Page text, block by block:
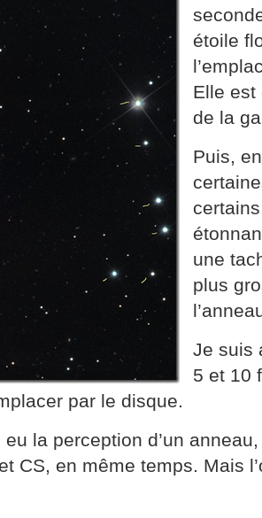
étoile
Elle est
de la
Puis,
une
plus
Je suis
5 et 10
par le disque.
eu la perception d’un
CS, en même temps. Mais